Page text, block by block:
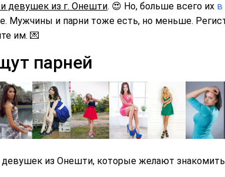
девушек из г. Онешти. 😍 Но, больше всего их в
Мужчины и парни тоже есть, но меньше.
им. 💌
парней
из Онешти, которые желают